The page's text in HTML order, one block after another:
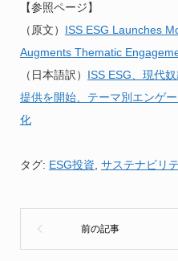
【参照ページ】
（原文） ISS ESG Launches
Augments Thematic
（日本語訳） ISS ESG、現代
提供を開始、テーマ別エンゲ
化
タグ: ESG投資 サステナビリ